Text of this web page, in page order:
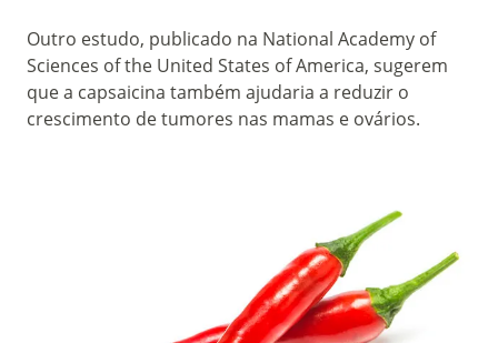
Outro estudo, publicado na National Academy of
Sciences of the United States of America, sugerem
que a capsaicina também ajudaria a reduzir o
crescimento de tumores nas mamas e ovários.